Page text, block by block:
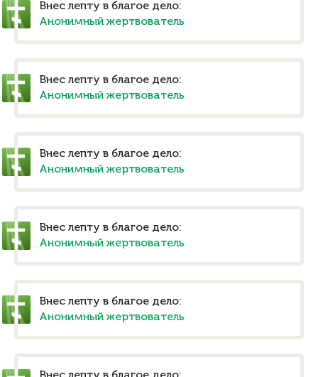
Внес лепту в благое дело:
Анонимный жертвователь
Внес лепту в благое дело:
Анонимный жертвователь
Внес лепту в благое дело:
Анонимный жертвователь
Внес лепту в благое дело:
Анонимный жертвователь
Внес лепту в благое дело:
Анонимный жертвователь